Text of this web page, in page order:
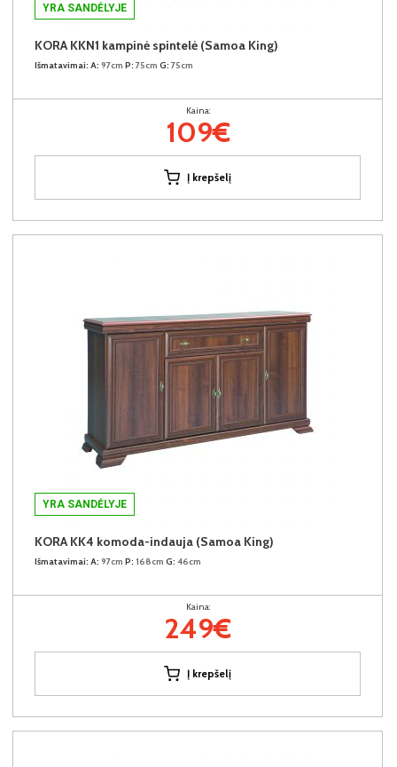
YRA SANDĖLYJE
KORA KKN1 kampinė spintelė (Samoa King)
Išmatavimai: A: 97cm P: 75cm G: 75cm
Kaina:
109€
Į krepšelį
YRA SANDĖLYJE
KORA KK4 komoda-indauja (Samoa King)
Išmatavimai: A: 97cm P: 168cm G: 46cm
Kaina:
249€
Į krepšelį